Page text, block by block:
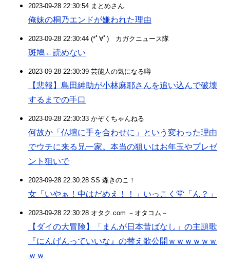
2023-09-28 22:30:54 まとめさん
俺妹の桐乃エンドが嫌われた理由
2023-09-28 22:30:44 (*ﾟ∀ﾟ)ゞカガクニュース隊
斑鳩←読めない
2023-09-28 22:30:39 芸能人の気になる噂
【悲報】島田紳助が小林麻耶さんを追い込んで破壊
するまでの手口
2023-09-28 22:30:33 かぞくちゃんねる
何故か「仏壇に手を合わせに」という変わった理由
でウチに来る兄一家。本当の狙いはお年玉やプレゼ
ント狙いで
2023-09-28 22:30:28 SS 森きのこ！
女「いやぁ！中はだめえ！！」いっこく堂「ん？」
2023-09-28 22:30:28 オタク.com －オタコム－
【ダイの大冒険】「まんが日本昔ばなし」の主題歌
『にんげんっていいな』の替え歌公開ｗｗｗｗｗｗ
ｗｗ